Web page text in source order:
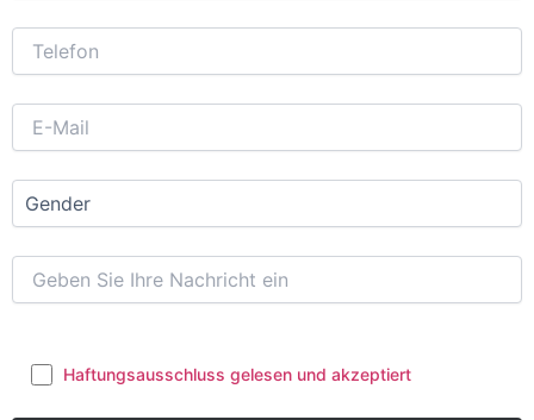
Haftungsausschluss gelesen und akzeptiert